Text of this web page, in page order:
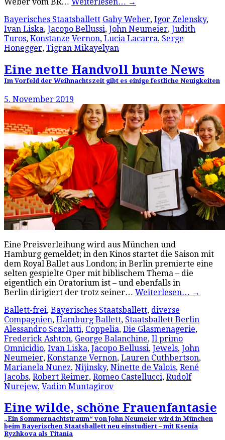
Bayerisches Staatsballett Gaby Weber, Igor Zelensky,
Ivan Liska, Jacopo Bellussi, John Neumeier, Judith
Turos, Konstanze Vernon, Lucia Lacarra, Serge
Honegger, Tigran Mikayelyan
Eine nette Handvoll bunte News
Im Vorfeld der Weihnachtszeit gibt es einige festliche Neuigkeiten
5. November 2019
Eine Preisverleihung wird aus München und
Hamburg gemeldet; in den Kinos startet die Saison mit
dem Royal Ballet aus London; in Berlin premierte eine
selten gespielte Oper mit biblischem Thema – die
eigentlich ein Oratorium ist – und ebenfalls in
Berlin dirigiert der trotz seiner… Weiterlesen… →
Ballett-frei, Bayerisches Staatsballett, diverse
Compagnien, Hamburg Ballett, Staatsballett Berlin
Alessandro Scarlatti, Coppelia, Die Glasmenagerie,
Frederick Ashton, George Balanchine, Il primo
Omnicidio, Ivan Liska, Jacopo Bellussi, Jewels, John
Neumeier, Konstanze Vernon, Lauren Cuthbertson,
Marianela Nunez, Nijinsky, Ninette de Valois, René
Jacobs, Robert Reimer, Romeo Castellucci, Rudolf
Nurejew, Vadim Muntagirov
Eine wilde, schöne Frauenfantasie
„Ein Sommernachtstraum“ von John Neumeier wird in München
beim Bayerischen Staatsballett neu einstudiert – mit Ksenia
Ryzhkova als Titania